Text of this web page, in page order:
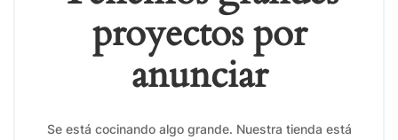
proyectos por
anunciar
Se está cocinando algo grande. Nuestra tienda está